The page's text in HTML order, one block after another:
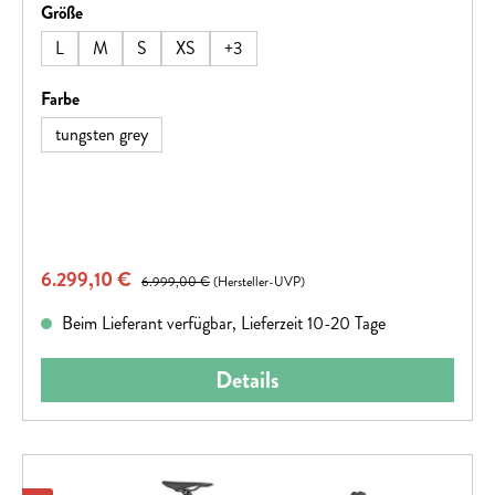
dieses Bikes wurde sorgfältig mit einem einzigen Gedanken
gefertigt – alle anderen im Staub verschwinden
lassen.Hinweis: Fahrradspezifikationen können ohne
vorherige Ankündigung geändert werden.
Größeauswählen
L
M S XS +3
Farbeauswählen
tungsten grey
Verkaufspreis:
6.299,10 € Regulärer Preis:
6.999,00 €(Hersteller-UVP)
Beim Lieferant verfügbar, Lieferzeit 10-20 Tage
Details